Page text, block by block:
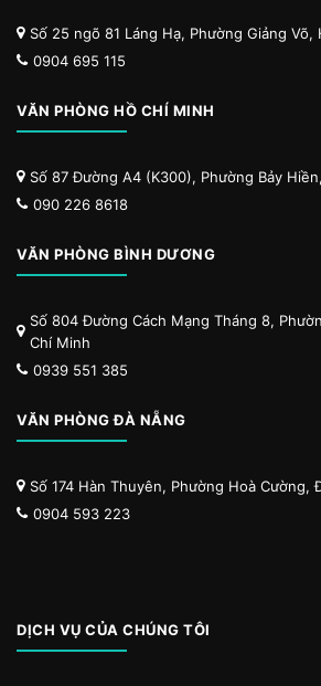
Số 25 ngõ 81 Láng Hạ, Phường Giảng Võ,
0904 695 115
VĂN PHÒNG HỒ CHÍ MINH
Số 87 Đường A4 (K300), Phường Bảy
090 226 8618
VĂN PHÒNG BÌNH DƯƠNG
Số 804 Đường Cách Mạng Tháng 8,
Chí Minh
0939 551 385
VĂN PHÒNG ĐÀ NẴNG
Số 174 Hàn Thuyên, Phường Hoà Cường,
0904 593 223
DỊCH VỤ CỦA CHÚNG TÔI